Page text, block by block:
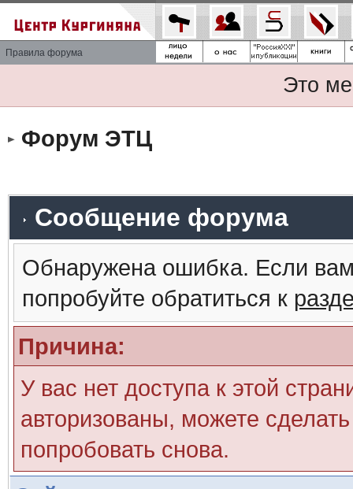
Правила форума
Это
Форум ЭТЦ
Сообщение форума
Обнаружена ошибка. Если
попробуйте обратиться к
Причина:
У вас нет доступа к этой
авторизованы, можете
попробовать снова.